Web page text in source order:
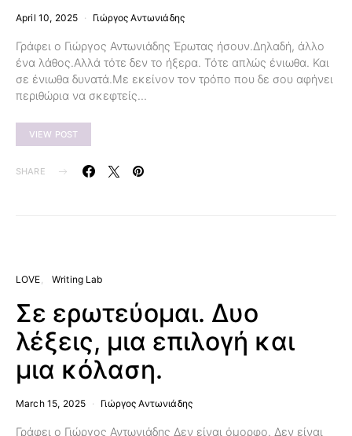
April 10, 2025 Γιώργος Αντωνιάδης
Γράφει ο Γιώργος Αντωνιάδης Έρωτας ήσουν.Δηλαδή, άλλο
ένα λάθος.Αλλά τότε δεν το ήξερα. Τότε απλώς ένιωθα. Και
σε ένιωθα δυνατά.Με εκείνον τον τρόπο που δε σου αφήνει
περιθώρια να σκεφτείς…
VIEW POST
SHARE
LOVE Writing Lab
Σε ερωτεύομαι. Δυο
λέξεις, μια επιλογή και
μια κόλαση.
March 15, 2025 Γιώργος Αντωνιάδης
Γράφει ο Γιώργος Αντωνιάδης Δεν είναι όμορφο. Δεν είναι